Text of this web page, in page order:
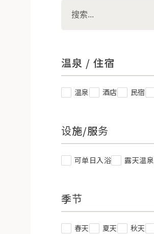
温泉 / 住宿
温泉 酒店 民宿
设施/服务
可单日入浴 露天温泉
季节
春天 夏天 秋天